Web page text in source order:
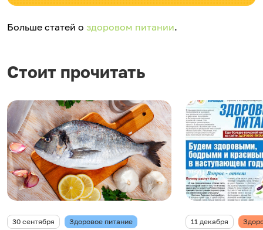
Больше статей о здоровом питании.
Стоит прочитать
30 сентября Здоровое питание 11 декабря